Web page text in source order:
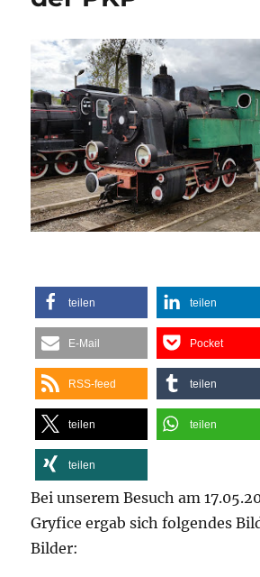
teilen teilen
E-Mail Pocket
RSS-feed teilen
teilen teilen
teilen
Bei unserem Besuch am
Gryfice ergab sich folgendes
Bilder: